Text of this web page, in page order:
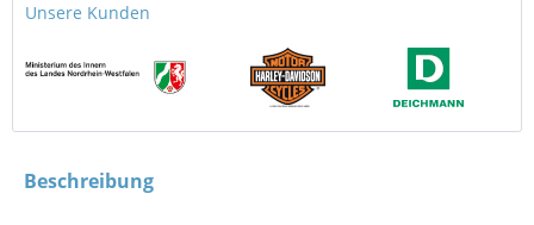
Unsere Kunden
Beschreibung